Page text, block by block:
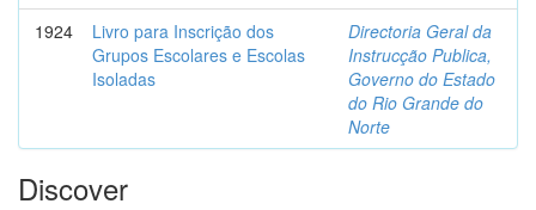
1924
Livro para Inscrição dos
Grupos Escolares e Escolas
Isoladas
Directoria Geral da
Instrucção Publica,
Governo do Estado
do Rio Grande do
Norte
Discover